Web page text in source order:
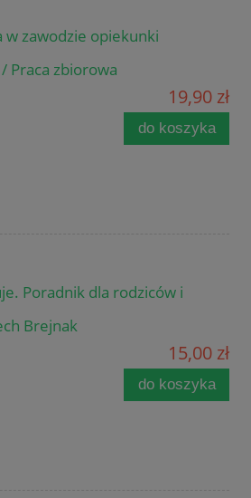
w zawodzie opiekunki
Praca zbiorowa
19,90 zł
do koszyka
Poradnik dla rodziców i
Brejnak
15,00 zł
do koszyka